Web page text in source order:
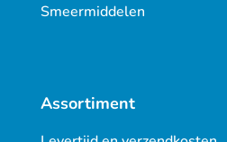
Smeermiddelen
Assortiment